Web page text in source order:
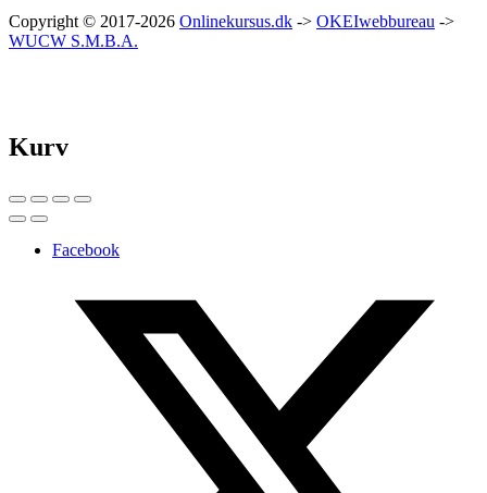
Copyright © 2017-2026 Onlinekursus.dk -> OKEIwebbureau ->
WUCW S.M.B.A.
Kurv
Facebook